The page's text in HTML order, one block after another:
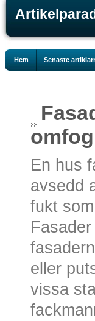
Hem Senaste
En hus
avsedd
fukt
eller
vissa